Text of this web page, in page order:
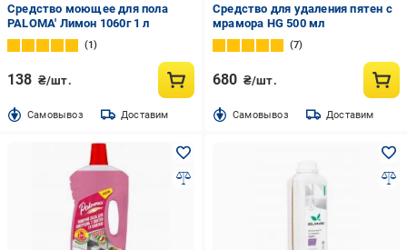
Средство моющее для пола
PALOMA' Лимон 1060г 1 л
1
138 ₴/шт.
Cамовывоз Доставим
Средство для удаления пятен с
мрамора HG 500 мл
7
680 ₴/шт.
Cамовывоз Доставим